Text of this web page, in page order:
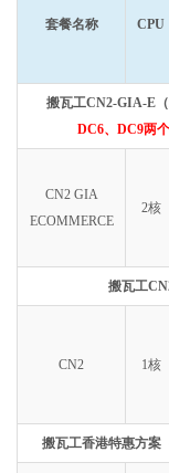
套餐名称 CPU
搬瓦工CN2-GIA-E（
DC6、DC9两
CN2 GIA
ECOMMERCE
2核
搬瓦工
CN2 1核
搬瓦工香港特惠方案